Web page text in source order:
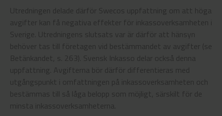
Utredningen delade därför Swecos uppfattning om att höga
avgifter kan få negativa effekter för inkassoverksamheten i
Sverige. Utredningens slutsats var är därför att hänsyn
behöver tas till företagen vid bestämmandet av avgifter (se
Betänkandet, s. 263). Svensk Inkasso delar också denna
uppfattning. Avgifterna bör därför differentieras med
utgångspunkt i omfattningen på inkassoverksamheten och
bestämmas till så låga belopp som möjligt, särskilt för de
minsta inkassoverksamheterna.